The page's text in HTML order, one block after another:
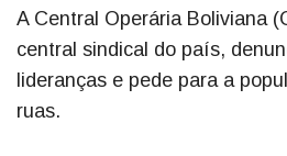
A Central Operária Boliviana
central sindical do país,
lideranças e pede para a
ruas.